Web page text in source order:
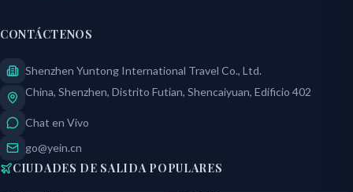
CONTÁCTENOS
Shenzhen Yuntong International Travel Co., Ltd.
China, Shenzhen, Distrito Futian, Shencaiyuan, Edificio 402
Chat en Vivo
go@yein.cn
CIUDADES DE SALIDA POPULARES